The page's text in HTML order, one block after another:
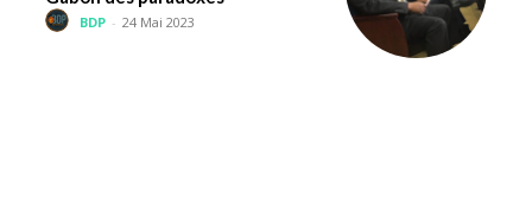
BDP - 24 Mai 2023